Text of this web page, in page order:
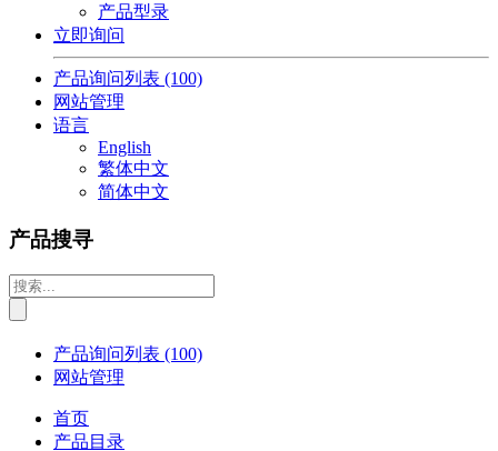
产品型录
立即询问
产品询问列表 (100)
网站管理
语言
English
繁体中文
简体中文
产品搜寻
产品询问列表 (100)
网站管理
首页
产品目录